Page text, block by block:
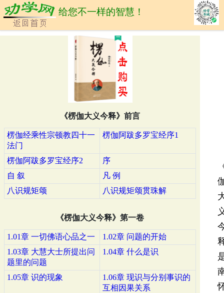
给您不一样的智慧！
《楞伽大义今释》前言
楞伽经乘性宗顿教四十一
法门
楞伽阿跋多罗宝经序1
楞伽阿跋多罗宝经序2
序
自 叙
凡 例
八识规矩颂
八识规矩颂贯珠解
《楞伽大义今释》第一卷
1.01章 一切佛语心品之一
1.02章 问题的开始
1.03章 大慧大士所提出问
题里的问题
1.04章 什么是识
1.05章 识的现象
1.06章 现识与分别事识的
互相因果关系